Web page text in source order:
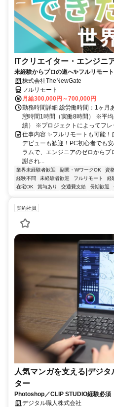
ITクリエイター・エンジニ
未経験からプロの道へ✨フルリモー
株式会社TheNewGate
フルリモート
月給300,000円～700,000円
勤務時間詳細 総労働時間：1ヶ
憩時間1時間（実働8時間） ※平
績） ※プロジェクトによってフレ
仕事内容 ✨フルリモートも可能
デビューも歓迎！PC初心者でも
ラムで、エンジニアのゼロからプ
謝され...
業界未経験者歓迎 副業・WワークOK 資
経験不問
未経験者歓迎 フルリモート 経
在宅OK
賞与あり 交通費支給 長期歓迎
契約社員
人気マンガを支える|デジ
ター
Photoshop／CLIP STUDIO経験必須
デジタル職人株式会社